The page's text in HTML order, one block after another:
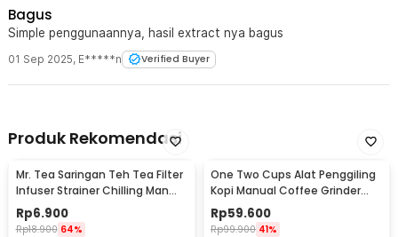
Bagus
Simple penggunaannya, hasil extract nya bagus
01 Sep 2025, E*****n Verified Buyer
Produk Rekomendasi
Mr. Tea Saringan Teh Tea Filter
Infuser Strainer Chilling Man
Silicon - MR03
Rp6.900
Rp18.900 64%
One Two Cups Alat Penggiling
Kopi Manual Coffee Grinder
Portable - WFCG9800
Rp59.600
Rp99.900 41%